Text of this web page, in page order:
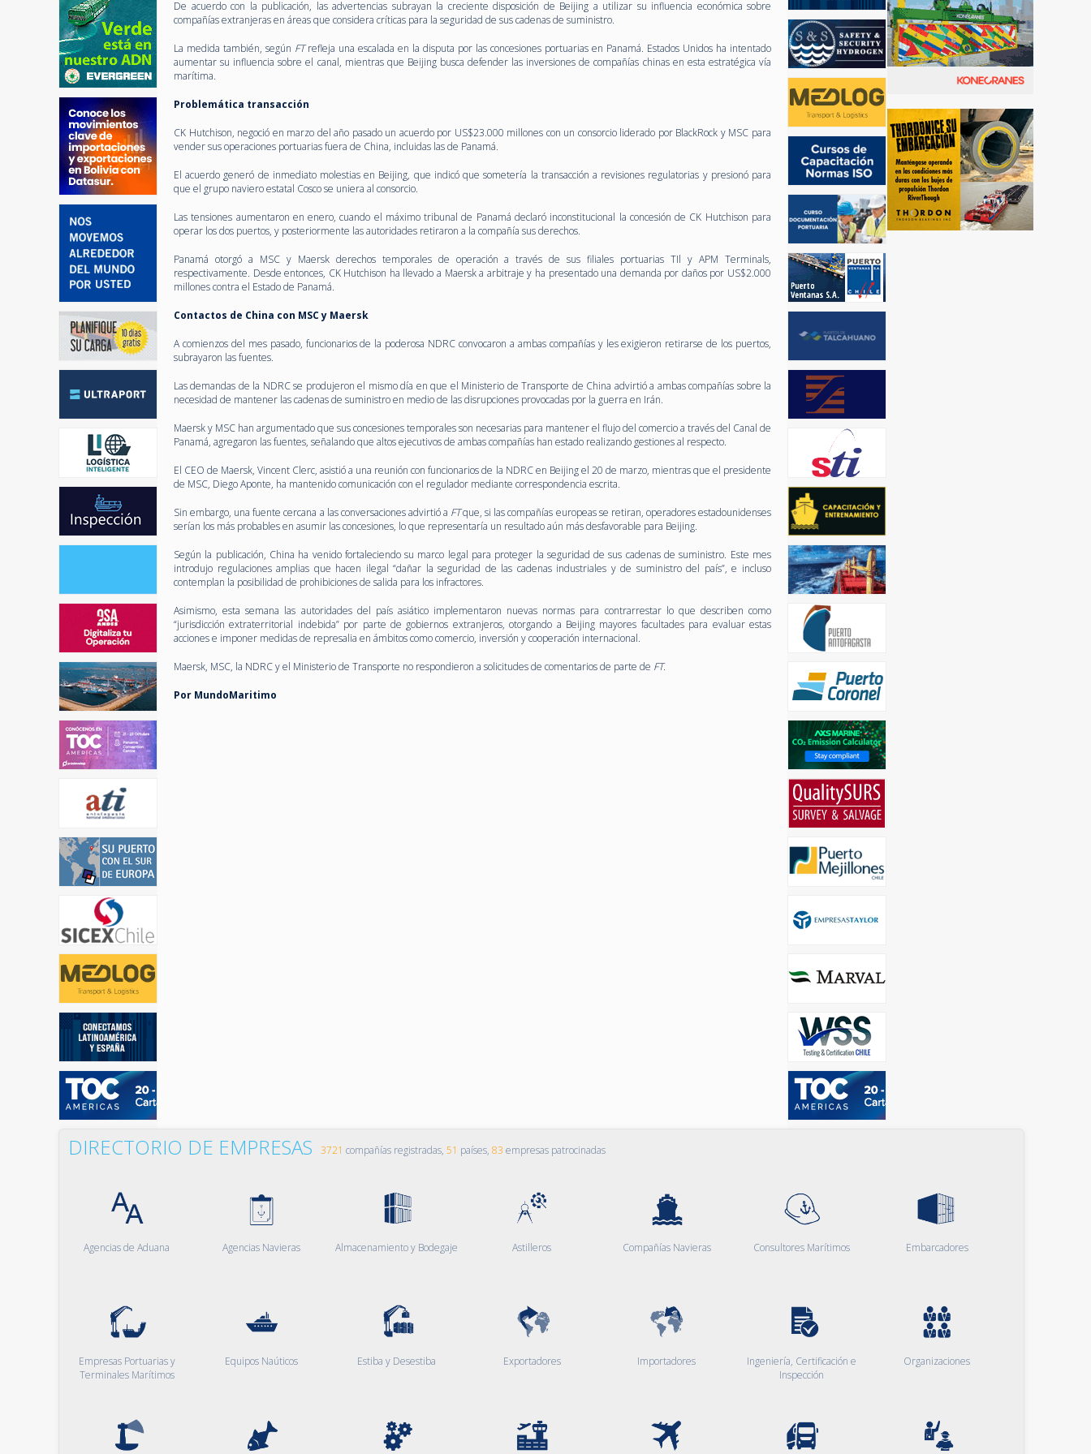
De acuerdo con la publicación, las advertencias subrayan la creciente disposición de Beijing a utilizar su influencia económica sobre
compañías extranjeras en áreas que considera críticas para la seguridad de sus cadenas de suministro.
La medida también, según FTrefleja una escalada en la disputa por las concesiones portuarias en Panamá. Estados Unidos ha intentado
aumentar su influencia sobre el canal, mientras que Beijing busca defender las inversiones de compañías chinas en esta estratégica vía
marítima.
Problemática transacción
CK Hutchison, negoció en marzo del año pasado un acuerdo por US$23.000 millones con un consorcio liderado por BlackRock y MSC para
vender sus operaciones portuarias fuera de China, incluidas las de Panamá.
El acuerdo generó de inmediato molestias en Beijing, que indicó que sometería la transacción a revisiones regulatorias y presionó para
que el grupo naviero estatal Cosco se uniera al consorcio.
Las tensiones aumentaron en enero, cuando el máximo tribunal de Panamá declaró inconstitucional la concesión de CK Hutchison para
operar los dos puertos, y posteriormente las autoridades retiraron a la compañía sus derechos.
Panamá otorgó a MSC y Maersk derechos temporales de operación a través de sus filiales portuarias TIl y APM Terminals,
respectivamente. Desde entonces, CK Hutchison ha llevado a Maersk a arbitraje y ha presentado una demanda por daños por US$2.000
millones contra el Estado de Panamá.
Contactos de China con MSC y Maersk
A comienzos del mes pasado, funcionarios de la poderosa NDRC convocaron a ambas compañías y les exigieron retirarse de los puertos,
subrayaron las fuentes.
Las demandas de la NDRC se produjeron el mismo día en que el Ministerio de Transporte de China advirtió a ambas compañías sobre la
necesidad de mantener las cadenas de suministro en medio de las disrupciones provocadas por la guerra en Irán.
Maersk y MSC han argumentado que sus concesiones temporales son necesarias para mantener el flujo del comercio a través del Canal de
Panamá, agregaron las fuentes, señalando que altos ejecutivos de ambas compañías han estado realizando gestiones al respecto.
El CEO de Maersk, Vincent Clerc, asistió a una reunión con funcionarios de la NDRC en Beijing el 20 de marzo, mientras que el presidente
de MSC, Diego Aponte, ha mantenido comunicación con el regulador mediante correspondencia escrita.
Sin embargo, una fuente cercana a las conversaciones advirtió a FTque, si las compañías europeas se retiran, operadores estadounidenses
serían los más probables en asumir las concesiones, lo que representaría un resultado aún más desfavorable para Beijing.
Según la publicación, China ha venido fortaleciendo su marco legal para proteger la seguridad de sus cadenas de suministro. Este mes
introdujo regulaciones amplias que hacen ilegal “dañar la seguridad de las cadenas industriales y de suministro del país”, e incluso
contemplan la posibilidad de prohibiciones de salida para los infractores.
Asimismo, esta semana las autoridades del país asiático implementaron nuevas normas para contrarrestar lo que describen como
“jurisdicción extraterritorial indebida” por parte de gobiernos extranjeros, otorgando a Beijing mayores facultades para evaluar estas
acciones e imponer medidas de represalia en ámbitos como comercio, inversión y cooperación internacional.
Maersk, MSC, la NDRC y el Ministerio de Transporte no respondieron a solicitudes de comentarios de parte de FT.
Por MundoMaritimo
DIRECTORIO DE EMPRESAS 3721 compañías registradas, 51 países, 83 empresas patrocinadas
Agencias de Aduana Agencias Navieras Almacenamiento y Bodegaje Astilleros Compañías Navieras Consultores Marítimos Embarcadores
Empresas Portuarias y
Terminales Marítimos
Equipos Naúticos Estiba y Desestiba Exportadores Importadores
Ingeniería, Certificación e
Inspección
Organizaciones